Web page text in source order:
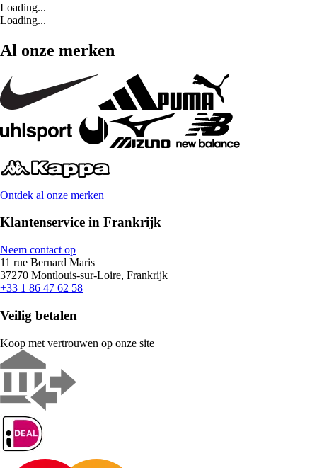
Loading...
Loading...
Al onze merken
Ontdek al onze merken
Klantenservice in Frankrijk
Neem contact op
11 rue Bernard Maris
37270 Montlouis-sur-Loire, Frankrijk
+33 1 86 47 62 58
Veilig betalen
Koop met vertrouwen op onze site